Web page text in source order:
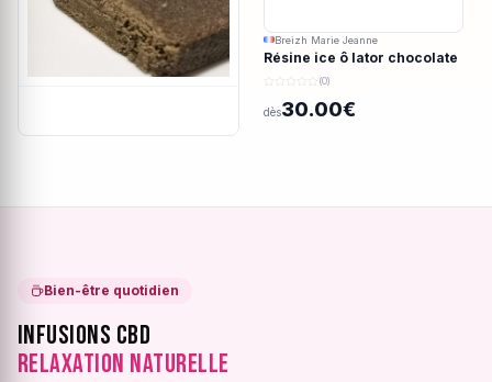
Breizh Marie Jeanne
Résine ice ô lator chocolate
covered strawberry CBD
(0)
dès30.00€
Bien-être quotidien
Infusions CBD
Relaxation Naturelle